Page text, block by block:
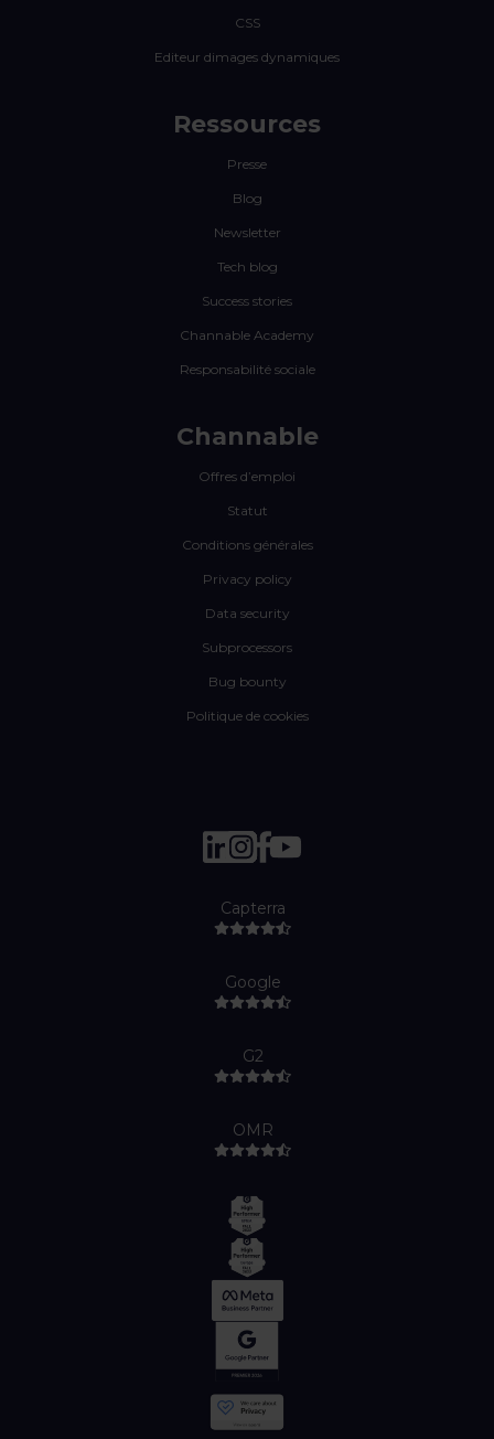
CSS
Editeur dimages dynamiques
Ressources
Presse
Blog
Newsletter
Tech blog
Success stories
Channable Academy
Responsabilité sociale
Channable
Offres d’emploi
Statut
Conditions générales
Privacy policy
Data security
Subprocessors
Bug bounty
Politique de cookies
Capterra
Google
G2
OMR